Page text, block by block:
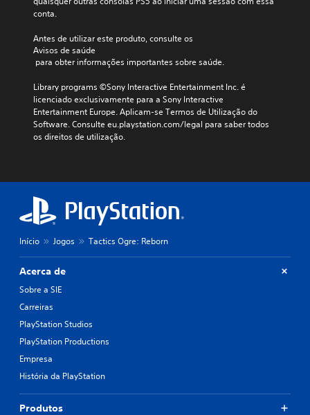
conta.
Antes de utilizar este produto, consulte os
Avisos de saúde
para obter informações importantes sobre saúde.
Library programs ©Sony Interactive Entertainment Inc. é
licenciado exclusivamente para a Sony Interactive
Entertainment Europe. Aplicam-se Termos de Utilização do
Software. Consulte eu.playstation.com/legal para saber todos
os direitos de utilização.
Início Jogos Tactics Ogre: Reborn
Acerca de
Sobre a SIE
Carreiras
PlayStation Studios
PlayStation Productions
Empresa
História da PlayStation
Produtos